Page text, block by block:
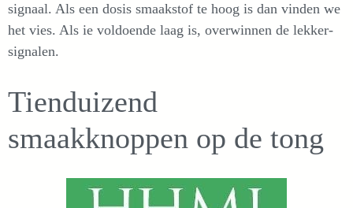
signaal. Als een dosis smaakstof te hoog is dan vinden we
het vies. Als ie voldoende laag is, overwinnen de lekker-
signalen.
Tienduizend
smaakknoppen op de tong